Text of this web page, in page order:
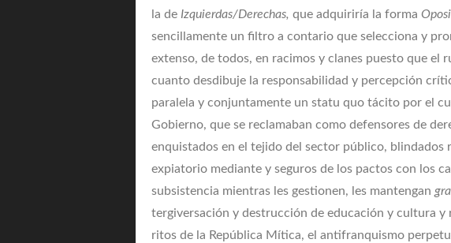
la de Izquierdas/Derechas, que adquiriría la forma
sencillamente un filtro a contario que selecciona y
extenso, de todos, en racimos y clanes puesto que
cuanto desdibuje la responsabilidad y percepción
paralela y conjuntamente un statu quo tácito por el
Gobierno, que se reclamaban como defensores de
enquistados en el tejido del sector público, blindados
expiatorio mediante y seguros de los pactos con los
subsistencia mientras les gestionen, les mantengan
tergiversación y destrucción de educación y cultura
ritos de la República Mítica, el antifranquismo